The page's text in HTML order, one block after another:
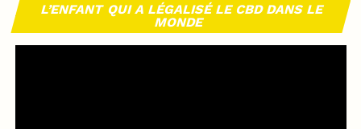
L’ENFANT QUI A LÉGALISÉ LE CBD DANS LE
MONDE